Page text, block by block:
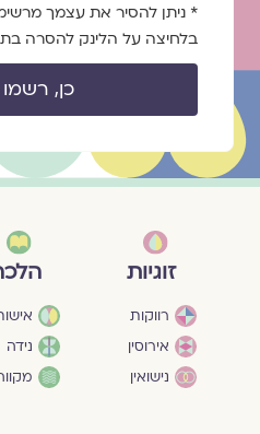
* ניתן להסיר את עצמך
בלחיצה על הלינק להסרה
כן, רשמו
זוגיות
רווקות
אירוסין
נישואין
נידה